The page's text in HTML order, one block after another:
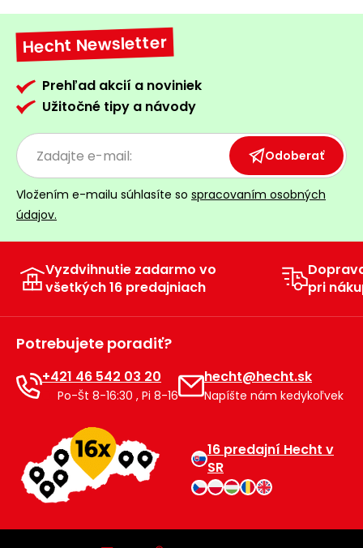
Hecht Newsletter
Prehľad akcií a noviniek
Užitočné tipy a návody
Odoberať
Vložením e-mailu súhlasíte so spracovaním osobných
údajov.
Vyzdvihnutie zadarmo vo
všetkých 16 predajniach
pri
Potrebujete poradiť?
+421 46 542 03 20
Po-Št 8-16:30 , Pi 8-16
hecht@hecht.sk
Napíšte nám kedykoľvek
16 predajní Hecht v
SR